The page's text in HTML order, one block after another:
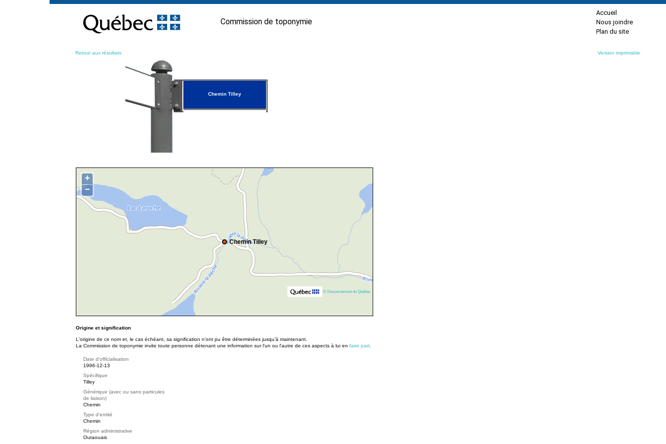
contenu
Commission de toponymie
Accueil
Nous joindre
Plan du site
Retour aux résultats Version imprimable
Chemin Tilley
Chemin Tilley
+
−
© Gouvernement du Québec
Origine et signification
L'origine de ce nom et, le cas échéant, sa signification n’ont pu être déterminées jusqu’à maintenant.
La Commission de toponymie invite toute personne détenant une information sur l'un ou l'autre de ces aspects à lui en faire part
Date d'officialisation
1996-12-13
Spécifique
Tilley
Générique (avec ou sans particules
de liaison)
Chemin
Type d'entité
Chemin
Région administrative
Outaouais